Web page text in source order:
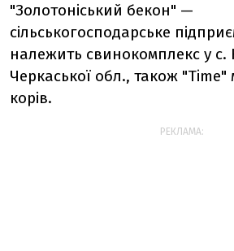
"Золотоніський бекон" —
сільськогосподарське
належить свинокомплекс у с.
Черкаської обл., також "Time"
корів.
РЕКЛАМА: